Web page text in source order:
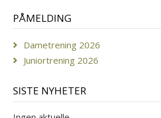
PÅMELDING
Dametrening 2026
Juniortrening 2026
SISTE NYHETER